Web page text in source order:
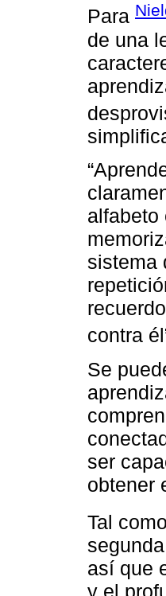
Para
de una
alfabeto
sistema
contra
Se
ser
obtener
Tal
así que
y el